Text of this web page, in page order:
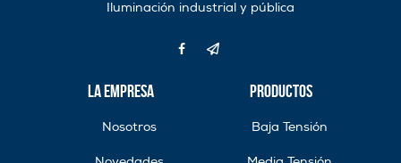
Iluminación industrial y pública
La Empresa
Nosotros
Productos
Baja Tensión